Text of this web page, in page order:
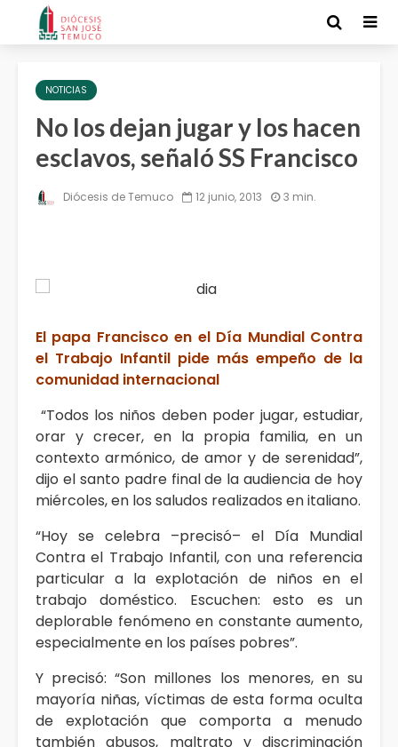
NOTICIAS
No los dejan jugar y los hacen
esclavos, señaló SS Francisco
Diócesis de Temuco 12 junio, 2013 3 min.
El papa Francisco en el Día Mundial Contra
el Trabajo Infantil pide más empeño de la
comunidad internacional
“Todos los niños deben poder jugar, estudiar,
orar y crecer, en la propia familia, en un
contexto armónico, de amor y de serenidad”,
dijo el santo padre final de la audiencia de hoy
miércoles, en los saludos realizados en italiano.
“Hoy se celebra –precisó– el Día Mundial
Contra el Trabajo Infantil, con una referencia
particular a la explotación de niños en el
trabajo doméstico. Escuchen: esto es un
deplorable fenómeno en constante aumento,
especialmente en los países pobres”.
Y precisó: “Son millones los menores, en su
mayoría niñas, víctimas de esta forma oculta
de explotación que comporta a menudo
también abusos, maltrato y discriminación